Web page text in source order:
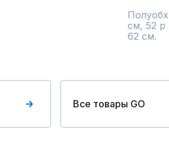
см, 52
62 см.
Все товары GO